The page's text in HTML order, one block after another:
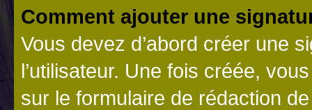
Comment ajouter une
Vous devez d’abord créer une
l’utilisateur. Une fois créée,
sur le formulaire de rédaction